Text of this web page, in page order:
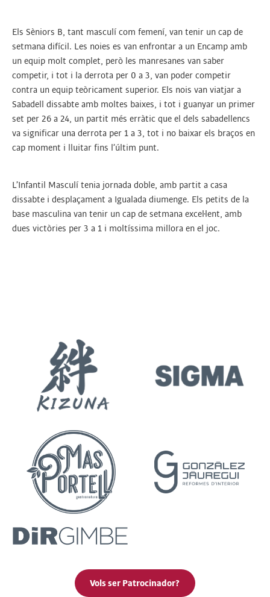
Els Sèniors B, tant masculí com femení, van tenir un cap de
setmana difícil. Les noies es van enfrontar a un Encamp amb
un equip molt complet, però les manresanes van saber
competir, i tot i la derrota per 0 a 3, van poder competir
contra un equip teòricament superior. Els nois van viatjar a
Sabadell dissabte amb moltes baixes, i tot i guanyar un primer
set per 26 a 24, un partit més erràtic que el dels sabadellencs
va significar una derrota per 1 a 3, tot i no baixar els braços en
cap moment i lluitar fins l’últim punt.
L’Infantil Masculí tenia jornada doble, amb partit a casa
dissabte i desplaçament a Igualada diumenge. Els petits de la
base masculina van tenir un cap de setmana excel·lent, amb
dues victòries per 3 a 1 i moltíssima millora en el joc.
Vols ser Patrocinador?